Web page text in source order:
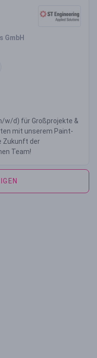
GmbH
w/d) für Großprojekte &
mit unserem Paint-
Zukunft der
Team!